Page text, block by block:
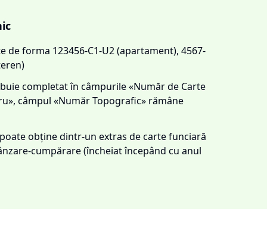
forma 123456-C1-U2 (apartament), 4567-
completat în câmpurile «Număr de Carte
câmpul «Număr Topografic» rămâne
obține dintr-un extras de carte funciară
cumpărare (încheiat începând cu anul